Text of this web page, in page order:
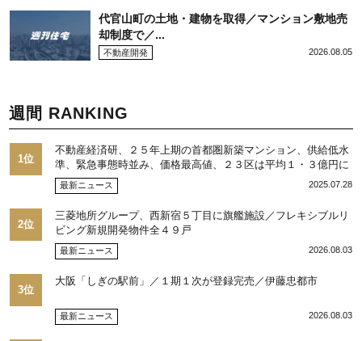
代官山町の土地・建物を取得／マンション敷地売
却制度で／...
不動産開発 2026.08.05
週間 RANKING
1位
不動産経済研、２５年上期の首都圏新築マンション、供給低水
準、緊急事態時並み、価格最高値、２３区は平均１・３億円に
最新ニュース 2025.07.28
2位
三菱地所グループ、西新宿５丁目に旗艦施設／フレキシブルリ
ビング新規開発物件全４９戸
最新ニュース 2026.08.03
3位
大阪「しぎの駅前」／１期１次が登録完売／伊藤忠都市
最新ニュース 2026.08.03